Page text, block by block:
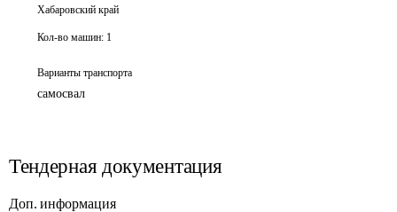
Хабаровский край
Кол-во машин: 1
Варианты транспорта
самосвал
Тендерная документация
Доп. информация